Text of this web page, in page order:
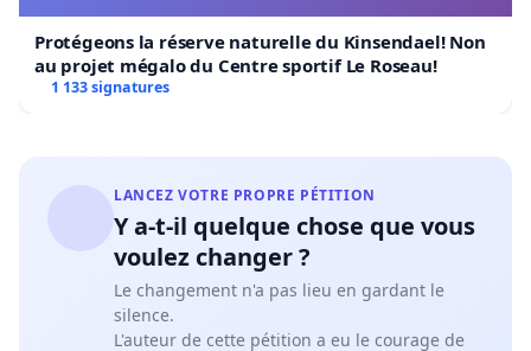
Protégeons la réserve naturelle du Kinsendael! Non
au projet mégalo du Centre sportif Le Roseau!
1 133 signatures
LANCEZ VOTRE PROPRE PÉTITION
Y a-t-il quelque chose que vous
voulez changer ?
Le changement n'a pas lieu en gardant le
silence.
L'auteur de cette pétition a eu le courage de